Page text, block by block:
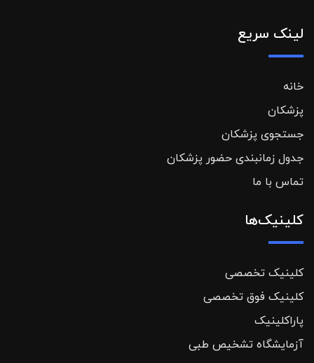
لینک سریع
خانه
پزشکان
جستجوی پزشکان
جدول زمانبندی حضور پزشکان
تماس با ما
کلینیک‌ها
کلینیک تخصصی
کلینیک فوق تخصصی
پاراکلینیک
آزمایشگاه تشخیص طبی